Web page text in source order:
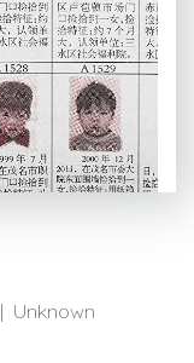
Unknown